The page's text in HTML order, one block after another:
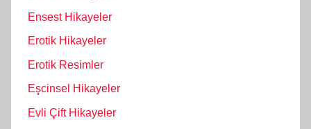
Ensest Hikayeler
Erotik Hikayeler
Erotik Resimler
Eşcinsel Hikayeler
Evli Çift Hikayeler